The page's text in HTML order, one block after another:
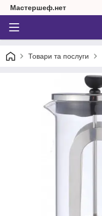
Мастершеф.нет
Товари та послуги